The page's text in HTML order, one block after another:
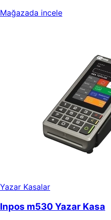
Mağazada incele
Yazar Kasalar
Inpos m530 Yazar Kasa